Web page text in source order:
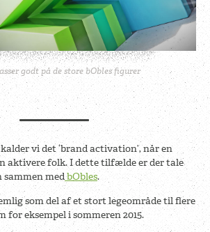
godt på de store bObles figurer
vi det ‘brand activation’, når en
aktivere folk. I dette tilfælde er der tale
medbObles.
som del af et stort legeområde til flere
for eksempel i sommeren 2015.